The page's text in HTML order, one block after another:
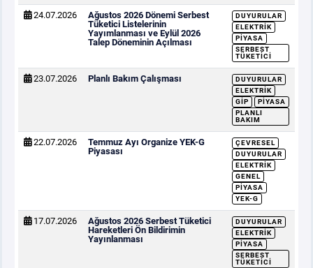
24.07.2026
Ağustos 2026 Dönemi Serbest
Tüketici Listelerinin
Yayımlanması ve Eylül 2026
Talep Döneminin Açılması
DUYURULAR
ELEKTRIK
PIYASA
SERBEST
TÜKETICI
23.07.2026 Planlı Bakım Çalışması
DUYURULAR
ELEKTRIK
GİP
PIYASA
PLANLI
BAKIM
22.07.2026
Temmuz Ayı Organize YEK-G
Piyasası
ÇEVRESEL
DUYURULAR
ELEKTRIK
GENEL
PIYASA
YEK-G
17.07.2026
Ağustos 2026 Serbest Tüketici
Hareketleri Ön Bildirimin
Yayınlanması
DUYURULAR
ELEKTRIK
PIYASA
SERBEST
TÜKETICI